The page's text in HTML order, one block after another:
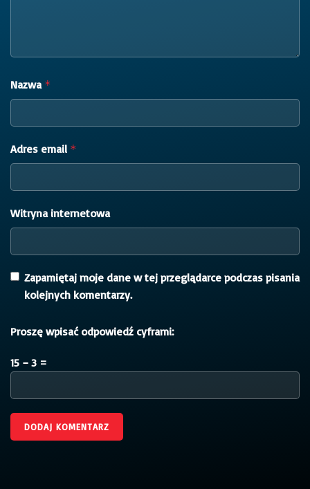
Nazwa *
Adres email *
Witryna internetowa
Zapamiętaj moje dane w tej przeglądarce podczas pisania
kolejnych komentarzy.
Proszę wpisać odpowiedź cyframi:
15 − 3 =